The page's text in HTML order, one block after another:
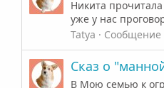
Никита
уже у нас
Tatya
Сказ о
В Мою семью к